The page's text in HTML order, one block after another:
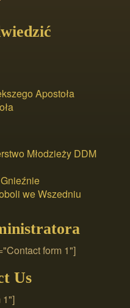
Apostoła
Młodzieży DDM
we Wszedniu
form 1"]
Us
1"]